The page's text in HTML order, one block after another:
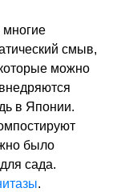
многие
смыв,
можно
в Японии.
было
сада.
.